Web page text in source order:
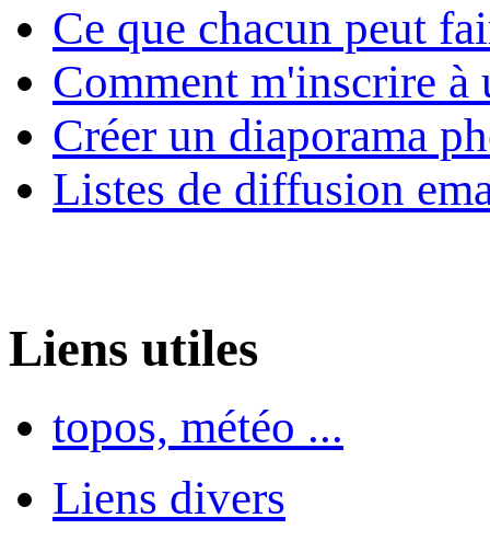
Ce que chacun peut
Comment m'inscrire à
Créer un diaporama
Listes de diffusion
Liens utiles
topos, météo ...
Liens divers